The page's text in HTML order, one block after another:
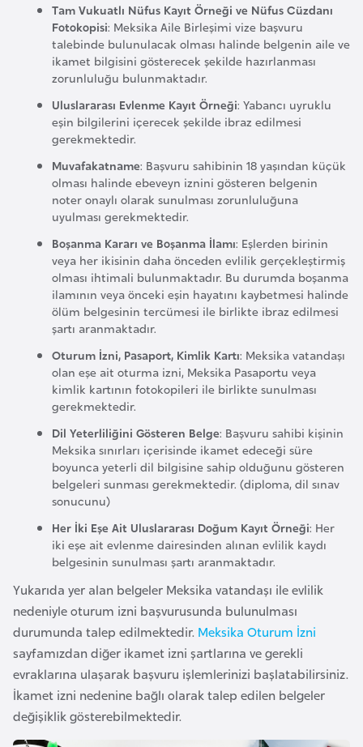
Tam Vukuatlı Nüfus Kayıt Örneği ve Nüfus Cüzdanı
Fotokopisi: Meksika Aile Birleşimi vize başvuru
talebinde bulunulacak olması halinde belgenin aile ve
ikamet bilgisini gösterecek şekilde hazırlanması
zorunluluğu bulunmaktadır.
Uluslararası Evlenme Kayıt Örneği: Yabancı uyruklu
eşin bilgilerini içerecek şekilde ibraz edilmesi
gerekmektedir.
Muvafakatname: Başvuru sahibinin 18 yaşından küçük
olması halinde ebeveyn iznini gösteren belgenin
noter onaylı olarak sunulması zorunluluğuna
uyulması gerekmektedir.
Boşanma Kararı ve Boşanma İlamı: Eşlerden birinin
veya her ikisinin daha önceden evlilik gerçekleştirmiş
olması ihtimali bulunmaktadır. Bu durumda boşanma
ilamının veya önceki eşin hayatını kaybetmesi halinde
ölüm belgesinin tercümesi ile birlikte ibraz edilmesi
şartı aranmaktadır.
Oturum İzni, Pasaport, Kimlik Kartı: Meksika vatandaşı
olan eşe ait oturma izni, Meksika Pasaportu veya
kimlik kartının fotokopileri ile birlikte sunulması
gerekmektedir.
Dil Yeterliliğini Gösteren Belge: Başvuru sahibi kişinin
Meksika sınırları içerisinde ikamet edeceği süre
boyunca yeterli dil bilgisine sahip olduğunu gösteren
belgeleri sunması gerekmektedir. (diploma, dil sınav
sonucunu)
Her İki Eşe Ait Uluslararası Doğum Kayıt Örneği: Her
iki eşe ait evlenme dairesinden alınan evlilik kaydı
belgesinin sunulması şartı aranmaktadır.
Yukarıda yer alan belgeler Meksika vatandaşı ile evlilik
nedeniyle oturum izni başvurusunda bulunulması
durumunda talep edilmektedir. Meksika Oturum İzni
sayfamızdan diğer ikamet izni şartlarına ve gerekli
evraklarına ulaşarak başvuru işlemlerinizi başlatabilirsiniz.
İkamet izni nedenine bağlı olarak talep edilen belgeler
değişiklik gösterebilmektedir.
e
r
s
e
k
B
u